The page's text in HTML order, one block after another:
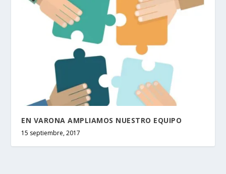
EN VARONA AMPLIAMOS NUESTRO EQUIPO
15 septiembre, 2017